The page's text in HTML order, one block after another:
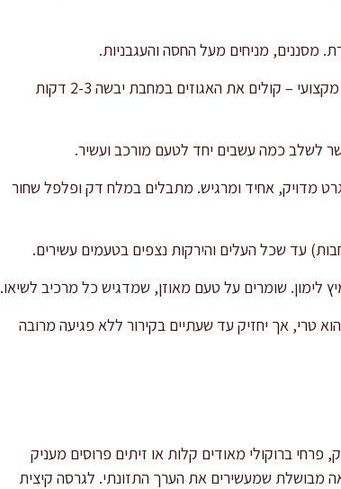
מסננים, מניחים מעל החסה והעגבניות.
פזרו את הפטה המפוררת (או גבינה בולגרית) ואת האגוזים הקלויים. לשדרוג מקצועי – קולים את האגוזים במחבת יבשה 2-3 דקות
לשלב כמה עשבים יחד לטעם מורכב ועשיר.
מדויק, אחיד ומרגיש. מתבלים במלח דק ופלפל שחור
עד שכל העלים והירקות נצפים בטעמים עשירים.
לימון. שומרים על טעם מאוזן, שמדגיש כל מרכיב לשיאו.
טרי, אך יחזיק עד שעתיים בקירור ללא פגיעה מרובה
ברוקולי מאודים קלות או זיתים פרוסים מעניק
מבושלת שמעשירים את הערך התזונתי. לגרסה קיצית